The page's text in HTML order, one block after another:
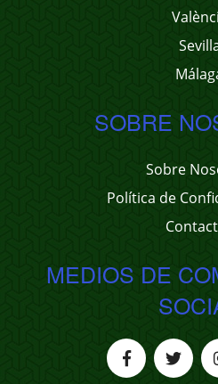
SOBRE
Sobre
Política de
MEDIOS DE